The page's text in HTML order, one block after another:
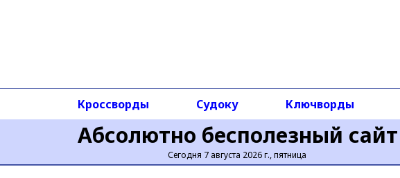
Абсолютно бесполезный сайт
Сегодня 7 августа 2026 г., пятница
Кроссворды Судоку Ключворды